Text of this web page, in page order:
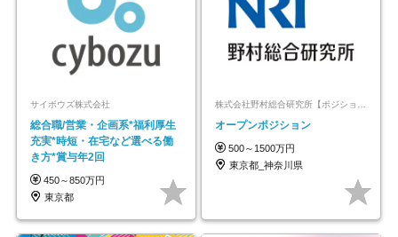
サイボウズ株式会社
総合職/営業・企画系*福利厚生
充実*時短・在宅など選べる働
き方*賞与年2回
450～850万円
東京都
オープンポジション
500～1500万円
東京都_神奈川県